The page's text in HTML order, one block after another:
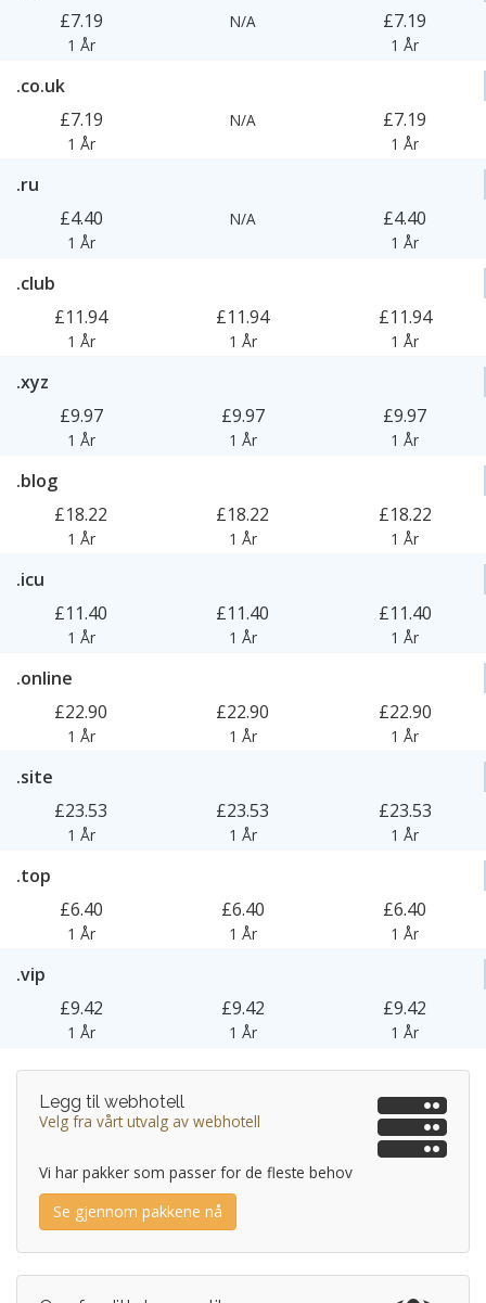
£7.19
1 År
N/A £7.19
1 År
.co.uk
£7.19
1 År
N/A £7.19
1 År
.ru
£4.40
1 År
N/A £4.40
1 År
.club
£11.94
1 År
£11.94
1 År
£11.94
1 År
.xyz
£9.97
1 År
£9.97
1 År
£9.97
1 År
.blog
£18.22
1 År
£18.22
1 År
£18.22
1 År
.icu
£11.40
1 År
£11.40
1 År
£11.40
1 År
.online
£22.90
1 År
£22.90
1 År
£22.90
1 År
.site
£23.53
1 År
£23.53
1 År
£23.53
1 År
.top
£6.40
1 År
£6.40
1 År
£6.40
1 År
.vip
£9.42
1 År
£9.42
1 År
£9.42
1 År
Legg til webhotell
Velg fra vårt utvalg av webhotell
Vi har pakker som passer for de fleste behov
Se gjennom pakkene nå